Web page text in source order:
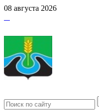
08 августа 2026